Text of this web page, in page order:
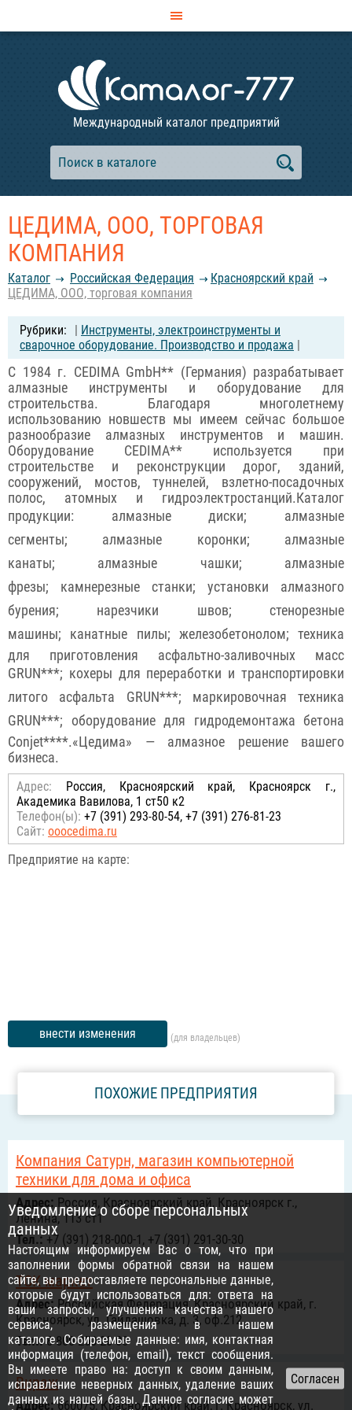
Международный каталог предприятий
ЦЕДИМА, ООО, ТОРГОВАЯ
КОМПАНИЯ
Каталог Российcкая Федерация
Красноярский край
ЦЕДИМА, ООО, торговая компания
| Инструменты, электроинструменты и
сварочное оборудование. Производство и продажа |
С 1984 г. CEDIMA GmbH** (Германия) разрабатывает
алмазные инструменты и оборудование для
строительства. Благодаря многолетнему
использованию новшеств мы имеем сейчас большое
разнообразие алмазных инструментов и машин.
Оборудование CEDIMA** используется при
строительстве и реконструкции дорог, зданий,
сооружений, мостов, туннелей, взлетно-посадочных
полос, атомных и гидроэлектростанций.Каталог
продукции: алмазные диски; алмазные
сегменты; алмазные коронки; алмазные
канаты; алмазные чашки; алмазные
фрезы; камнерезные станки; установки алмазного
бурения; нарезчики швов; стенорезные
машины; канатные пилы; железобетонолом; техника
для приготовления асфальтно-заливочных масс
GRUN***; кохеры для переработки и транспортировки
литого асфальта GRUN***; маркировочная техника
GRUN***; оборудование для гидродемонтажа бетона
Conjet****.«Цедима» — алмазное решение вашего
бизнеса.
Адрес: Россия, Красноярский край, Красноярск г.,
Академика Вавилова, 1 ст50 к2
Телефон(ы): +7 (391) 293-80-54, +7 (391) 276-81-23
Сайт: ooocedima.ru
Предприятие на карте:
внести изменения (для владельцев)
ПОХОЖИЕ ПРЕДПРИЯТИЯ
Компания Сатурн, магазин компьютерной
техники для дома и офиса
Адрес: Россия, Красноярский край, Красноярск г.,
Ленина, 113 ст1
Тел.:+7 (391) 218-000-1, +7 (391) 291-30-30
ТСК маркет
Адрес:Российcкая Федерация, Красноярский край, г.
Красноярск, ул. Гайдашовка, д. 3, оф.212
Тел.:8 800 250-20-08
Вираж
Адрес:660075, Красноярский край, г. Красноярск, ул.
Уведомление о сборе персональных
данных
Настоящим информируем Вас о том, что при
заполнении формы обратной связи на нашем
сайте, вы предоставляете персональные данные,
которые будут использоваться для: ответа на
ваши запросы, улучшения качества нашего
сервиса, размещения в нашем
каталоге. Собираемые данные: имя, контактная
информация (телефон, email), текст сообщения.
Вы имеете право на: доступ к своим данным,
исправление неверных данных, удаление ваших
данных из нашей базы. Данное согласие может